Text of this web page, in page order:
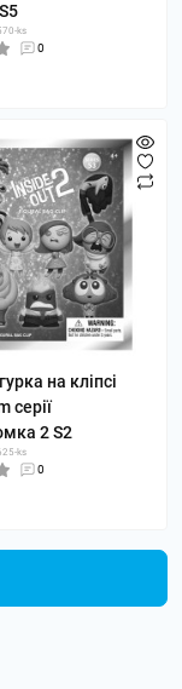
ks
0
на кліпсі
серії
2 S2
ks
0